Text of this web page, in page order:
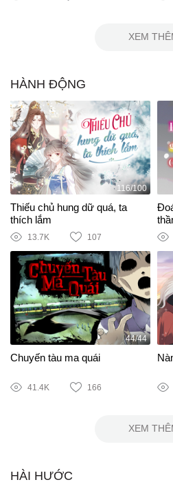
XEM
HÀNH ĐỘNG
116/100
Thiếu chủ hung dữ quá, ta
thích lắm
13.7K 107
44/44
Chuyến tàu ma quái
41.4K 166
XEM
HÀI HƯỚC